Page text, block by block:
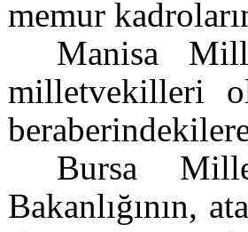
memur
Manisa
milletvekilleri
beraberindekilere
Bursa
Bakanlığının,